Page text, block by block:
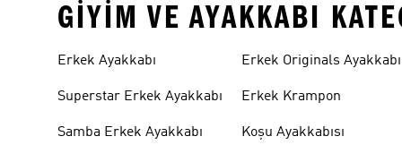
GIYIM VE AYAKKABI
Erkek Ayakkabı
Superstar Erkek Ayakkabı
Samba Erkek Ayakkabı
Erkek Originals Ayakkabı
Erkek Krampon
Koşu Ayakkabısı